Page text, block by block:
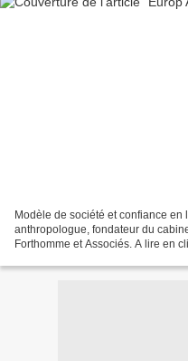
Modèle de société et confiance en
anthropologue, fondateur du
Forthomme et Associés. A lire en